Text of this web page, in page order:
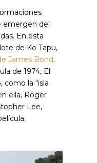
emergen del
En esta
de Ko Tapu,
James Bond.
de 1974, El
como la “isla
ella, Roger
Lee,